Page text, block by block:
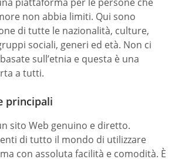
piattaforma per le persone che
non abbia limiti. Qui sono
di tutte le nazionalità, culture,
sociali, generi ed età. Non ci
sull’etnia e questa è una
a tutti.
principali
sito Web genuino e diretto.
di tutto il mondo di utilizzare
con assoluta facilità e comodità. È